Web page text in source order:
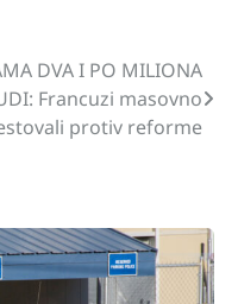
DVA I PO MILIONA
Francuzi masovno
protiv reforme